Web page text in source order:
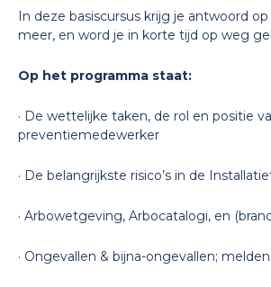
In deze basiscursus krijg je antwoord
meer, en word je in korte tijd op weg
Op het programma staat:
· De wettelijke taken, de rol en positie
preventiemedewerker
· De belangrijkste risico’s in de
· Arbowetgeving, Arbocatalogi, en
· Ongevallen & bijna-ongevallen;